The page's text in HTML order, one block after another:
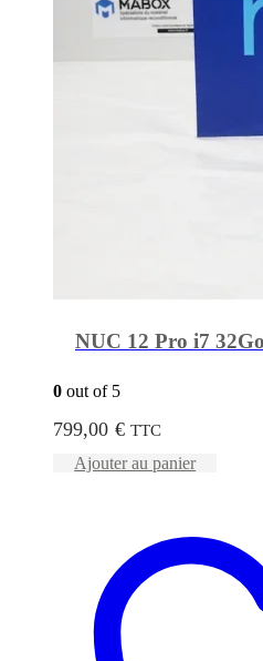
NUC 12 Pro i7
0 out of 5
799,00 € TTC
Ajouter au panier